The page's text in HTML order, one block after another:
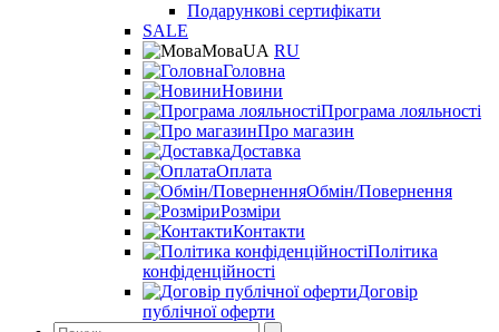
Подарункові сертифікати
SALE
МоваUA RU
Головна
Новини
Програма лояльності
Про магазин
Доставка
Оплата
Обмін/Повернення
Розміри
Контакти
Політика
конфіденційності
Договір
публічної оферти